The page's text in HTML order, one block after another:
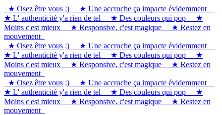
★ Osez être vous ;)
★ Une accroche ça impacte évidemment
★ L' authenticité y'a rien de tel
★ Des couleurs qui pop
★
Moins c'est mieux
★ Responsive, c'est magique
★ Restez en
mouvement
★ Osez être vous ;)
★ Une accroche ça impacte évidemment
★ L' authenticité y'a rien de tel
★ Des couleurs qui pop
★
Moins c'est mieux
★ Responsive, c'est magique
★ Restez en
mouvement
★ Osez être vous ;)
★ Une accroche ça impacte évidemment
★ L' authenticité y'a rien de tel
★ Des couleurs qui pop
★
Moins c'est mieux
★ Responsive, c'est magique
★ Restez en
mouvement